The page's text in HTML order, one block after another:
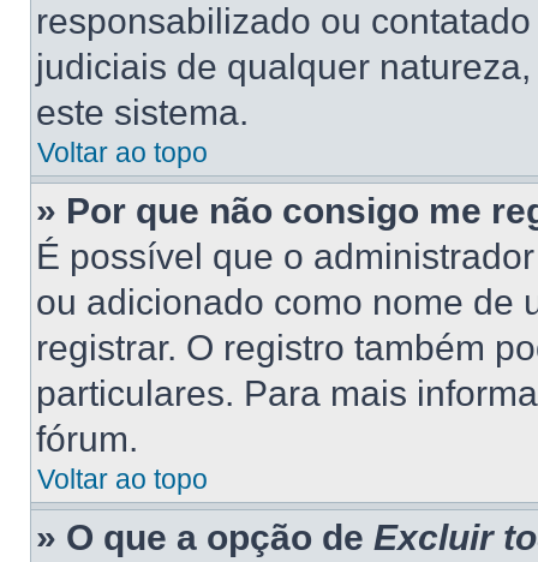
responsabilizado ou
judiciais de qualquer
este sistema.
Voltar ao topo
» Por que não consigo me
É possível que o
ou adicionado como nome de
registrar. O registro também
particulares. Para mais
fórum.
Voltar ao topo
» O que a opção de Excluir